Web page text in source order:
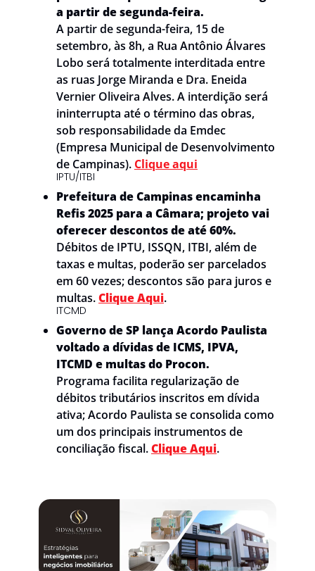
a partir de segunda-feira.
A partir de segunda-feira, 15 de
setembro, às 8h, a Rua Antônio Álvares
Lobo será totalmente interditada entre
as ruas Jorge Miranda e Dra. Eneida
Vernier Oliveira Alves. A interdição será
ininterrupta até o término das obras,
sob responsabilidade da Emdec
(Empresa Municipal de Desenvolvimento
de Campinas). Clique aqui
IPTU/ITBI
Prefeitura de Campinas encaminha
Refis 2025 para a Câmara; projeto vai
oferecer descontos de até 60%.
Débitos de IPTU, ISSQN, ITBI, além de
taxas e multas, poderão ser parcelados
em 60 vezes; descontos são para juros e
multas. Clique Aqui.
ITCMD
Governo de SP lança Acordo Paulista
voltado a dívidas de ICMS, IPVA,
ITCMD e multas do Procon.
Programa facilita regularização de
débitos tributários inscritos em dívida
ativa; Acordo Paulista se consolida como
um dos principais instrumentos de
conciliação fiscal. Clique Aqui.